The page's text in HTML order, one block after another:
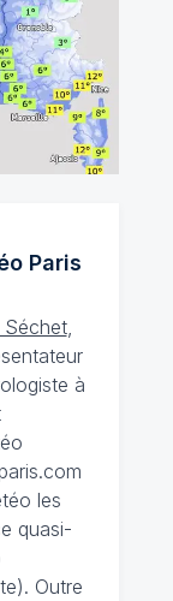
Paris
Séchet,
à
les
quasi-
Outre